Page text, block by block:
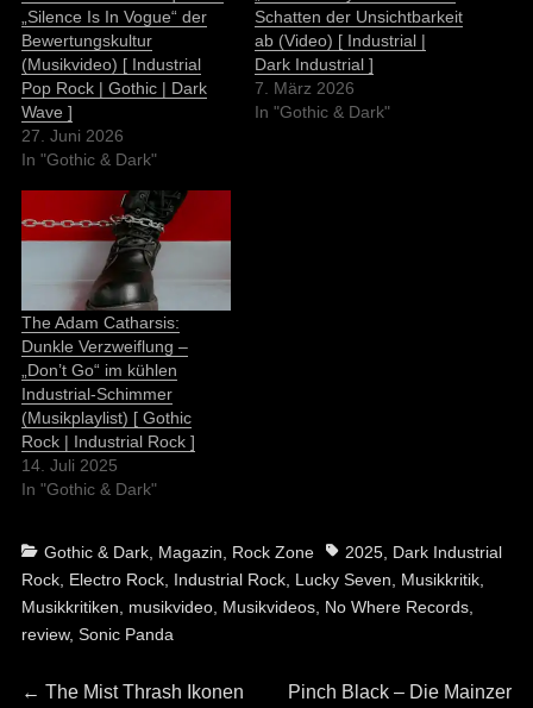
„Silence Is In Vogue“ der
Bewertungskultur
(Musikvideo) [ Industrial
Pop Rock | Gothic | Dark
Wave ]
27. Juni 2026
In "Gothic & Dark"
Schatten der Unsichtbarkeit
ab (Video) [ Industrial |
Dark Industrial ]
7. März 2026
In "Gothic & Dark"
The Adam Catharsis:
Dunkle Verzweiflung –
„Don’t Go“ im kühlen
Industrial-Schimmer
(Musikplaylist) [ Gothic
Rock | Industrial Rock ]
14. Juli 2025
In "Gothic & Dark"
Categories
Gothic & Dark, Magazin Rock Zone Tags2025, Dark Industrial
Rock, Electro Rock, Industrial Rock, Lucky Seven Musikkritik,
Musikkritiken
musikvideo, Musikvideos, No Where Records,
review, Sonic Panda
← Previous
The Mist Thrash Ikonen Next
Pinch Black – Die Mainzer